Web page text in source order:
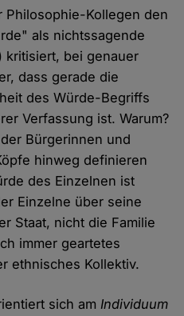
Philosophie-Kollegen den
als nichtssagende
kritisiert, bei genauer
dass gerade die
des Würde-Begriffs
Verfassung ist. Warum?
Bürgerinnen und
hinweg definieren
des Einzelnen ist
Einzelne über seine
Staat, nicht die Familie
immer geartetes
ethnisches Kollektiv.
sich amIndividuum